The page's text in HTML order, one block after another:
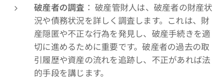
破産者の調査 ： 破産管財人は、破産者の財産状
況や債務状況を詳しく調査します。これは、財
産隠匿や不正な行為を発見し、破産手続きを適
切に進めるために重要です。破産者の過去の取
引履歴や資産の流れを追跡し、不正があれば法
的手段を講じます。